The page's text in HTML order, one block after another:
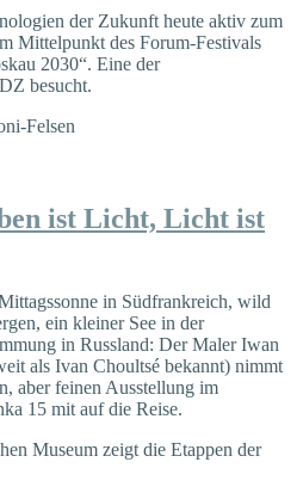
der Zukunft heute aktiv zum
Mittelpunkt des Forum-Festivals
2030“. Eine der
besucht.
ist Licht, Licht ist
in Südfrankreich, wild
ein kleiner See in der
in Russland: Der Maler Iwan
als Ivan Choultsé bekannt) nimmt
aber feinen Ausstellung im
15 mit auf die Reise.